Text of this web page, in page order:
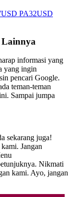
PA32USD
informasi yang
yang ingin
pencari Google.
teman-teman
Sampai jumpa
sekarang juga!
Jangan
Nikmati
kami. Ayo, jangan